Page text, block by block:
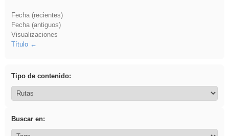
Fecha (recientes)
Fecha (antiguos)
Visualizaciones
Título
Tipo de contenido:
Buscar en: